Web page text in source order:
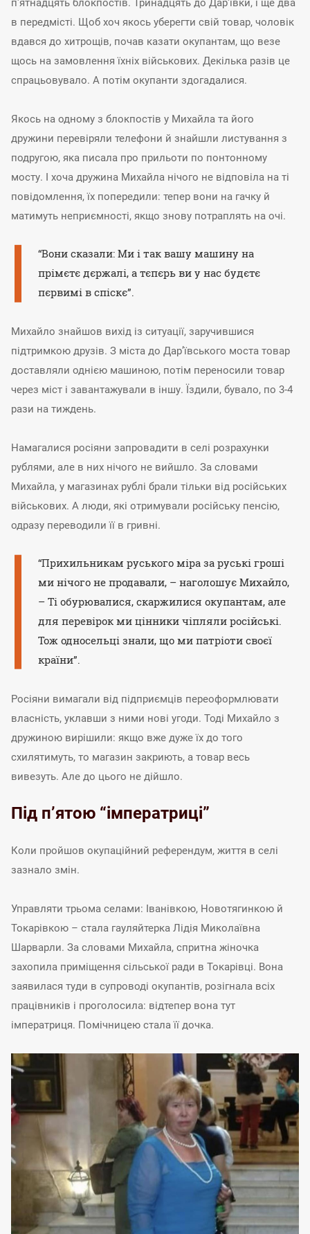
п'ятнадцять блокпостів. Тринадцять до Дар'ївки, і ще два
в передмісті. Щоб хоч якось уберегти свій товар, чоловік
вдався до хитрощів, почав казати окупантам, що везе
щось на замовлення їхніх військових. Декілька разів це
спрацьовувало. А потім окупанти здогадалися.
Якось на одному з блокпостів у Михайла та його
дружини перевіряли телефони й знайшли листування з
подругою, яка писала про прильоти по понтонному
мосту. І хоча дружина Михайла нічого не відповіла на ті
повідомлення, їх попередили: тепер вони на гачку й
матимуть неприємності, якщо знову потраплять на очі.
“Вони сказали: Ми і так вашу машину на
прімєтє дєржалі, а тєпєрь ви у нас будєтє
пєрвимі в спіскє”.
Михайло знайшов вихід із ситуації, заручившися
підтримкою друзів. З міста до Дар’ївського моста товар
доставляли однією машиною, потім переносили товар
через міст і завантажували в іншу. Їздили, бувало, по 3-4
рази на тиждень.
Намагалися росіяни запровадити в селі розрахунки
рублями, але в них нічого не вийшло. За словами
Михайла, у магазинах рублі брали тільки від російських
військових. А люди, які отримували російську пенсію,
одразу переводили її в гривні.
“Прихильникам руського міра за руські гроші
ми нічого не продавали, – наголошує Михайло,
– Ті обурювалися, скаржилися окупантам, але
для перевірок ми цінники чіпляли російські.
Тож односельці знали, що ми патріоти своєї
країни”.
Росіяни вимагали від підприємців переоформлювати
власність, уклавши з ними нові угоди. Тоді Михайло з
дружиною вирішили: якщо вже дуже їх до того
схилятимуть, то магазин закриють, а товар весь
вивезуть. Але до цього не дійшло.
Під п’ятою “імператриці”
Коли пройшов окупаційний референдум, життя в селі
зазнало змін.
Управляти трьома селами: Іванівкою, Новотягинкою й
Токарівкою – стала гауляйтерка Лідія Миколаївна
Шарварли. За словами Михайла, спритна жіночка
захопила приміщення сільської ради в Токарівці. Вона
заявилася туди в супроводі окупантів, розігнала всіх
працівників і проголосила: відтепер вона тут
імператриця. Помічницею стала її дочка.